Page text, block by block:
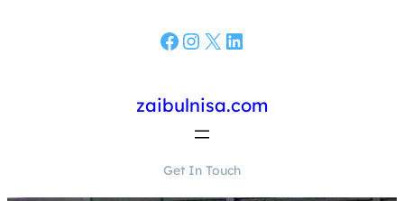
Facebook Instagram X LinkedIn
zaibulnisa.com
Get In Touch